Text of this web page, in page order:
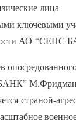
лица
ключевыми
АО “СЕНС
страной-